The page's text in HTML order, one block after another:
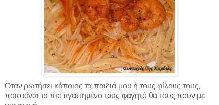
Όταν ρωτήσει κάποιος τα παιδιά μου ή τους φίλους τους,
ποιο είναι το πιο αγαπημένο τους φαγητό θα τους πουν με